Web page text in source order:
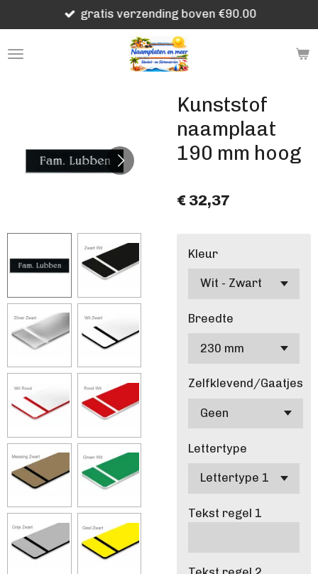
direct
naar
gratis verzending boven €90.00
Kunststof
naamplaat
190 mm hoog
€ 32,37
Kleur
Breedte
Zelfklevend/Gaatjes
Lettertype
Tekst regel 1